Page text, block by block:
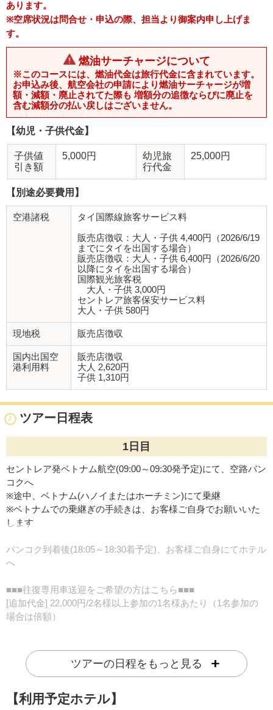
あります。
※空席状況は問合せ・申込の際、担当より御案内申し上げま
す。
燃油サーチャージについて
※このコースには、燃油代金は旅行代金に含まれています。
お申込み後、航空会社の申請により燃油サーチャージが増
額・減額・廃止されてた際も 増額分の追徴ならびに廃止を
含む減額分の払い戻しはございません。
【幼児・子供代金】
子供値
引き額
5,000円
幼児旅
行代金
25,000円
【別途必要費用】
空港諸税 タイ国際線旅客サービス料
販売店徴収：大人・子供 4,400円（2026/6/19
までにタイを出国する場合）
販売店徴収：大人・子供 6,400円（2026/6/20
以降にタイを出国する場合）
国際観光旅客税
大人・子供 3,000円
セントレア旅客保安サービス料
大人・子供 580円
現地税 販売店徴収
国内出国空
港利用料
販売店徴収
大人 2,620円
子供 1,310円
ツアー日程表
1日目
セントレア発ベトナム航空(09:00～09:30発予定)にて、空路バン
コクへ
※途中、ベトナム(ハノイまたはホーチミン)にて乗継
※ベトナムでの乗継ぎの手続きは、お客様ご自身でお願いいた
します
バンコク到着後(18:05～18:30着予定)、お客様ご自身にてホテル
へ
■■■往復専用車送迎をご希望の方はこちら■■■
[追加代金] 22,000円/2名様以上参加の1名様あたり（1名参加の
場合は倍額）
テルまでご案内致します。
お申し込みご希望の方は、ご予約時にお申し出ください。
※23:00以降にバンコク着のフライトの場合、深夜料金がお1人
ツアーの日程をもっと見る
【利用予定ホテル】